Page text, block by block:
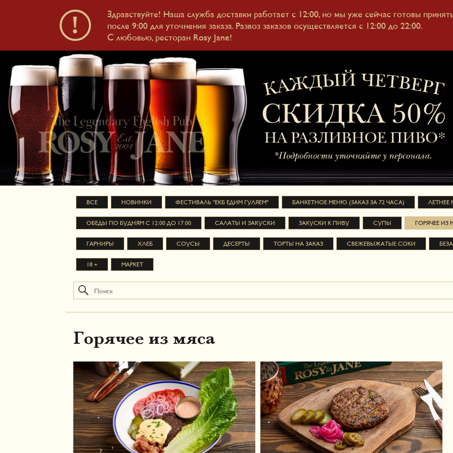
Здравствуйте! Наша служба доставки работает с 12:00, но мы уже сейчас готовы
после 9:00 для уточнения заказа. Развоз заказов осуществляется с 12:00 до 22:00.
С любовью, ресторан Rosy Jane!
+7 (343) 317-18-53 О РЕСТОРАНЕ МЕНЮ И ДОСТАВКА БАНКЕТ НОВОСТИ И
ВСЕ НОВИНКИ ФЕСТИВАЛЬ "ЕКБ ЕДИМ ГУЛЯЕМ" БАНКЕТНОЕ МЕНЮ (ЗАКАЗ ЗА 72 ЧАСА) ЛЕТНЕЕ
ОБЕДЫ ПО БУДНЯМ С 12:00 ДО 17:00 САЛАТЫ И ЗАКУСКИ ЗАКУСКИ К ПИВУ СУПЫ ГОРЯЧЕЕ ИЗ
ГАРНИРЫ ХЛЕБ СОУСЫ ДЕСЕРТЫ ТОРТЫ НА ЗАКАЗ СВЕЖЕВЫЖАТЫЕ СОКИ
18 + МАРКЕТ
Горячее из мяса